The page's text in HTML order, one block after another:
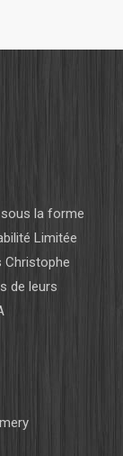
la forme
Limitée
Christophe
de leurs